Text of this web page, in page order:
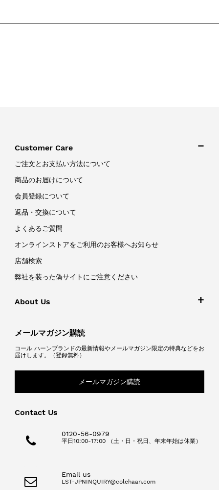
Customer Care
ご注文とお支払い方法について
商品のお届けについて
会員登録について
返品・交換について
よくあるご質問
オンラインストアをご利用のお客様へお知らせ
店舗検索
弊社を装った偽サイトにご注意ください
About Us
メールマガジン購読
コール ハーンブランドの最新情報やメールマガジン限定の特典などをお
届けします。（登録無料）
メールマガジン購読
Contact Us
0120-56-0979
平日10:00-17:00 （土・日・祝日、年末年始は休業）
Email us
LST-JPNINQUIRY@colehaan.com